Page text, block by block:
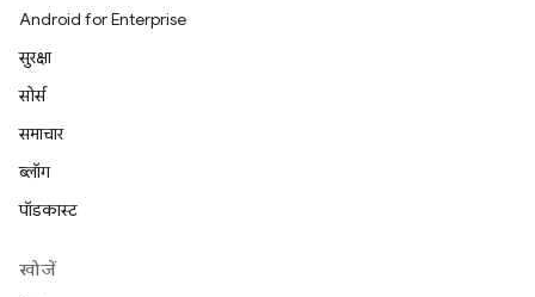
Android for Enterprise
सुरक्षा
सोर्स
समाचार
ब्लॉग
पॉडकास्ट
खोजें